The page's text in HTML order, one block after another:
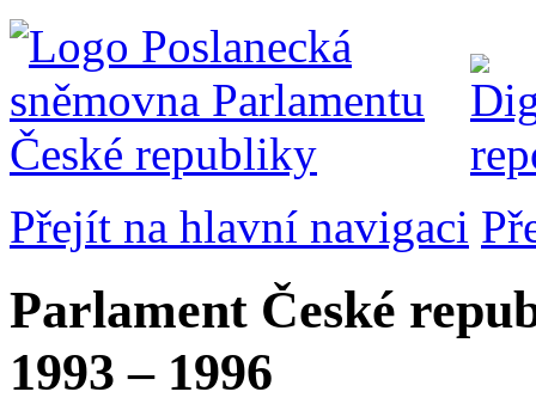
Přejít na hlavní navigaci
Parlament České
1993 – 1996